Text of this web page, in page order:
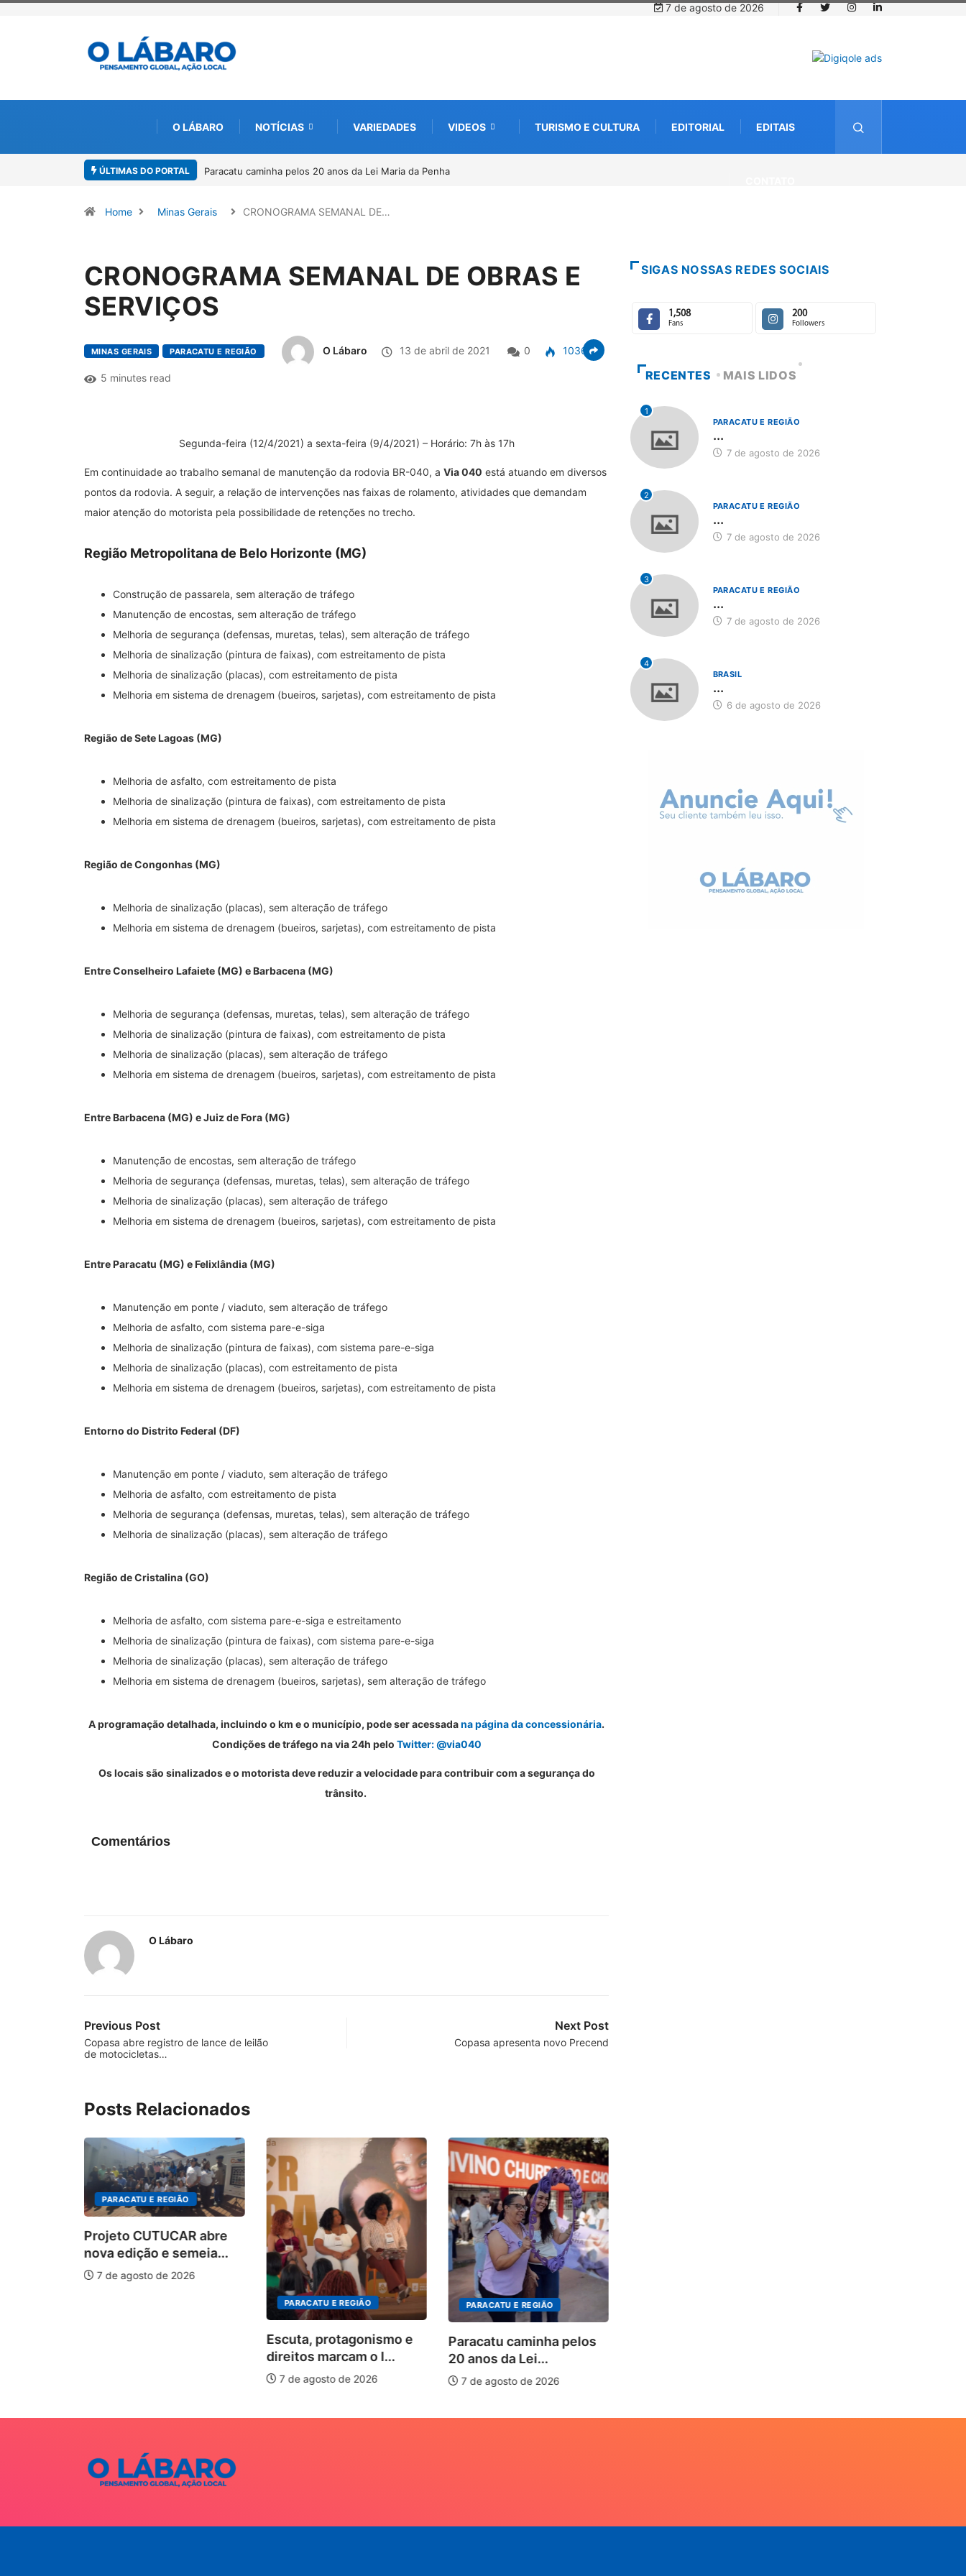
7 de agosto de 2026
O LÁBARO NOTÍCIAS VARIEDADES VIDEOS TURISMO E CULTURA EDITORIAL EDITAIS
ÚLTIMAS DO PORTAL Projeto CUTUCAR abre nova edição e semeia o futuro por meio da cultura e da memória
Home Minas Gerais CRONOGRAMA SEMANAL DE…
CRONOGRAMA SEMANAL DE OBRAS E
SERVIÇOS
MINAS GERAIS PARACATU E REGIÃO O Lábaro 13 de abril de 2021 0 1036
5 minutes read
Segunda-feira (12/4/2021) a sexta-feira (9/4/2021) – Horário: 7h às 17h
Em continuidade ao trabalho semanal de manutenção da rodovia BR-040, a Via 040 está atuando em diversos
pontos da rodovia. A seguir, a relação de intervenções nas faixas de rolamento, atividades que demandam
maior atenção do motorista pela possibilidade de retenções no trecho.
Região Metropolitana de Belo Horizonte (MG)
Construção de passarela, sem alteração de tráfego
Manutenção de encostas, sem alteração de tráfego
Melhoria de segurança (defensas, muretas, telas), sem alteração de tráfego
Melhoria de sinalização (pintura de faixas), com estreitamento de pista
Melhoria de sinalização (placas), com estreitamento de pista
Melhoria em sistema de drenagem (bueiros, sarjetas), com estreitamento de pista
Região de Sete Lagoas (MG)
Melhoria de asfalto, com estreitamento de pista
Melhoria de sinalização (pintura de faixas), com estreitamento de pista
Melhoria em sistema de drenagem (bueiros, sarjetas), com estreitamento de pista
Região de Congonhas (MG)
Melhoria de sinalização (placas), sem alteração de tráfego
Melhoria em sistema de drenagem (bueiros, sarjetas), com estreitamento de pista
Entre Conselheiro Lafaiete (MG) e Barbacena (MG)
Melhoria de segurança (defensas, muretas, telas), sem alteração de tráfego
Melhoria de sinalização (pintura de faixas), com estreitamento de pista
Melhoria de sinalização (placas), sem alteração de tráfego
Melhoria em sistema de drenagem (bueiros, sarjetas), com estreitamento de pista
Entre Barbacena (MG) e Juiz de Fora (MG)
Manutenção de encostas, sem alteração de tráfego
Melhoria de segurança (defensas, muretas, telas), sem alteração de tráfego
Melhoria de sinalização (placas), sem alteração de tráfego
Melhoria em sistema de drenagem (bueiros, sarjetas), com estreitamento de pista
Entre Paracatu (MG) e Felixlândia (MG)
Manutenção em ponte / viaduto, sem alteração de tráfego
Melhoria de asfalto, com sistema pare-e-siga
Melhoria de sinalização (pintura de faixas), com sistema pare-e-siga
Melhoria de sinalização (placas), com estreitamento de pista
Melhoria em sistema de drenagem (bueiros, sarjetas), com estreitamento de pista
Entorno do Distrito Federal (DF)
Manutenção em ponte / viaduto, sem alteração de tráfego
Melhoria de asfalto, com estreitamento de pista
Melhoria de segurança (defensas, muretas, telas), sem alteração de tráfego
Melhoria de sinalização (placas), sem alteração de tráfego
Região de Cristalina (GO)
Melhoria de asfalto, com sistema pare-e-siga e estreitamento
Melhoria de sinalização (pintura de faixas), com sistema pare-e-siga
Melhoria de sinalização (placas), sem alteração de tráfego
Melhoria em sistema de drenagem (bueiros, sarjetas), sem alteração de tráfego
A programação detalhada, incluindo o km e o município, pode ser acessadana página da concessionária.
Condições de tráfego na via 24h pelo Twitter: @via040
Os locais são sinalizados e o motorista deve reduzir a velocidade para contribuir com a segurança do
trânsito.
Comentários
O Lábaro
Previous Post
Copasa abre registro de lance de leilão
de motocicletas…
Next Post
Copasa apresenta novo Precend
Posts Relacionados
PARACATU E REGIÃO
Projeto CUTUCAR abre
nova edição e semeia...
7 de agosto de 2026
PARACATU E REGIÃO
Escuta, protagonismo e
direitos marcam o I...
7 de agosto de 2026
PARACATU E REGIÃO
Paracatu caminha pelos
20 anos da Lei...
7 de agosto de 2026
SIGAS NOSSAS REDES SOCIAIS
1,508
Fans
200
Followers
RECENTES MAIS LIDOS
1
PARACATU E REGIÃO
...
7 de agosto de 2026
2
PARACATU E REGIÃO
...
7 de agosto de 2026
3
PARACATU E REGIÃO
...
7 de agosto de 2026
4
BRASIL
...
6 de agosto de 2026